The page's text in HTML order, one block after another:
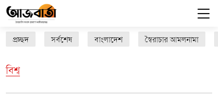
প্রচ্ছদ সর্বশেষ বাংলাদেশ স্বৈরাচার আমলনামা
বিশ্ব